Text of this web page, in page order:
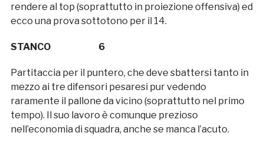
rendere al top (soprattutto in proiezione offensiva) ed
ecco una prova sottotono per il 14.
STANCO 6
Partitaccia per il puntero, che deve sbattersi tanto in
mezzo ai tre difensori pesaresi pur vedendo
raramente il pallone da vicino (soprattutto nel primo
tempo). Il suo lavoro è comunque prezioso
nell’economia di squadra, anche se manca l’acuto.